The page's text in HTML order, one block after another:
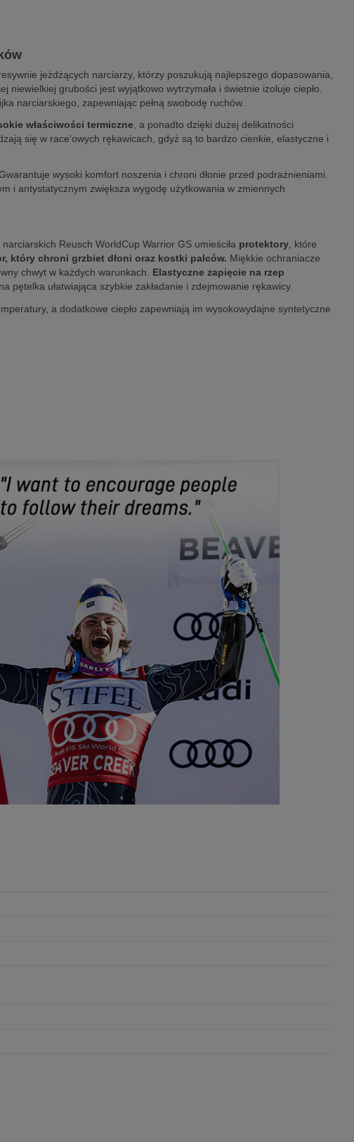
jeżdżących narciarzy, którzy poszukują najlepszego dopasowania,
niewielkiej grubości jest wyjątkowo wytrzymała i świetnie izoluje ciepło.
narciarskiego, zapewniając pełną swobodę ruchów.
właściwości termiczne , a ponadto dzięki dużej delikatności
się w race'owych rękawicach, gdyż są to bardzo cienkie, elastyczne i
wysoki komfort noszenia i chroni dłonie przed podrażnieniami.
i antystatycznym zwiększa wygodę użytkowania w zmiennych
Reusch WorldCup Warrior GS umieściła protektory, które
który chroni grzbiet dłoni oraz kostki palców. Miękkie ochraniacze
chwyt w każdych warunkach. Elastyczne zapięcie na rzep
ułatwiająca szybkie zakładanie i zdejmowanie rękawicy.
a dodatkowe ciepło zapewniają im wysokowydajne syntetyczne